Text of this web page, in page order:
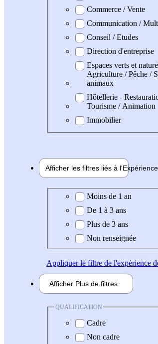
Commerce / Vente
Communication /
Conseil / Etudes
Direction d'entreprise
Espaces verts et
Agriculture / Pêche /
animaux
Hôtellerie -
Tourisme / Animation
Immobilier
Afficher les filtres liés à l'Expérience
Expérience demandée
Moins de 1 an
De 1 à 3 ans
Plus de 3 ans
Non renseignée
Appliquerle filtre de l'expérience
Afficher Plus de filtres
QUALIFICATION
Cadre
Non cadre